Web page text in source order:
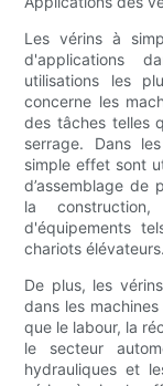
Les vérins à
d'applications
utilisations les
concerne les
des tâches telles
serrage. Dans
simple effet sont
d’assemblage de
la
d'équipements
chariots élévateurs.
De plus, les
dans les
que le labour, la
le secteur
hydrauliques et